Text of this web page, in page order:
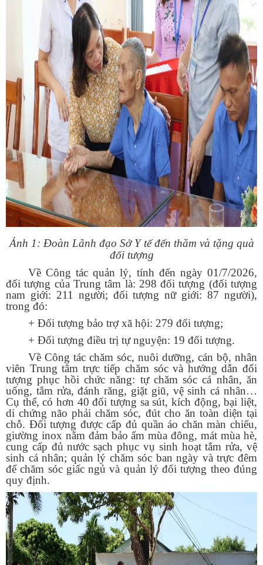
Ảnh 1: Đoàn Lãnh đạo Sở Y tế đến thăm và tặng quà
đối tượng
Về Công tác quản lý, tính đến ngày 01/7/2026,
đối tượng của Trung tâm là: 298 đối tượng (đối tượng
nam giới: 211 người; đối tượng nữ giới: 87 người),
trong đó:
+ Đối tượng bảo trợ xã hội: 279 đối tượng;
+ Đối tượng điều trị tự nguyện: 19 đối tượng.
Về Công tác chăm sóc, nuôi dưỡng, cán bộ, nhân
viên Trung tâm trực tiếp chăm sóc và hướng dẫn đối
tượng phục hồi chức năng: tự chăm sóc cá nhân, ăn
uống, tắm rửa, đánh răng, giặt giũ, vệ sinh cá nhân…
Cụ thể, có hơn 40 đối tượng sa sút, kích động, bại liệt,
di chứng não phải chăm sóc, đút cho ăn toàn diện tại
chỗ. Đối tượng được cấp đủ quần áo chăn màn chiếu,
giường inox nằm đảm bảo ấm mùa đông, mát mùa hè,
cung cấp đủ nước sạch phục vụ sinh hoạt tắm rửa, vệ
sinh cá nhân; quản lý chăm sóc ban ngày và trực đêm
để chăm sóc giấc ngủ và quản lý đối tượng theo đúng
quy định.